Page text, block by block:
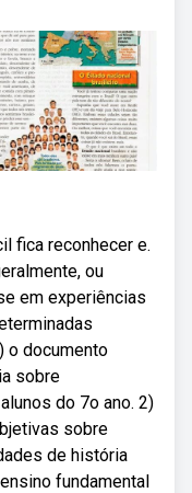
fica reconhecer e.
ou
em experiências
o documento
sobre
do 7o ano. 2)
sobre
de história
fundamental